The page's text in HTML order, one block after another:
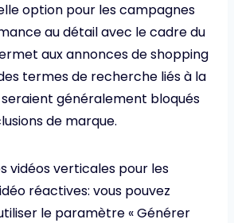
option pour les campagnes
au détail avec le cadre du
aux annonces de shopping
termes de recherche liés à la
généralement bloqués
de marque.
vidéos verticales pour les
réactives: vous pouvez
le paramètre « Générer